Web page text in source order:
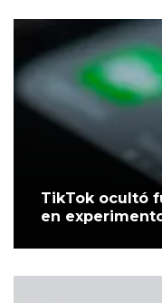
TikTok ocultó
en